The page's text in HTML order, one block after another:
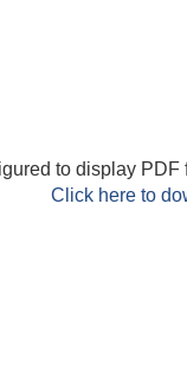
to display PDF
Click here to